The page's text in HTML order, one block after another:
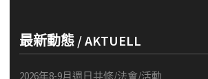
最新動態 / AKTUELL
2026年8-9月週日共修/法會/活動